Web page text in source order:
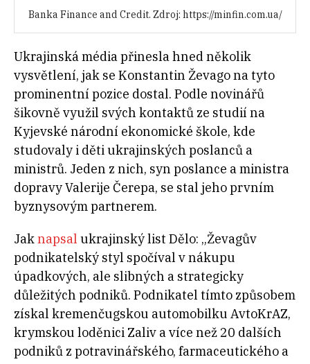
Banka Finance and Credit. Zdroj: https://minfin.com.ua/
Ukrajinská média přinesla hned několik
vysvětlení, jak se Konstantin Ževago na tyto
prominentní pozice dostal. Podle novinářů
šikovně využil svých kontaktů ze studií na
Kyjevské národní ekonomické škole, kde
studovaly i děti ukrajinských poslanců a
ministrů. Jeden z nich, syn poslanсe a ministra
dopravy Valerije Čerepa, se stal jeho prvním
byznysovým partnerem.
Jaknapsal ukrajinský list Dělo: „Ževagův
podnikatelský styl spočíval v nákupu
úpadkových, ale slibných a strategicky
důležitých podniků. Podnikatel tímto způsobem
získal kremenčugskou automobilku AvtoKrAZ,
krymskou loděnici Zaliv a více než 20 dalších
podniků z potravinářského, farmaceutického a